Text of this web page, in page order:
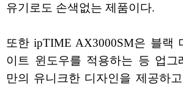
유기로도 손색없는 제품이다.
또한 ipTIME AX3000SM은 블랙
이트 윈도우를 적용하는 등 업그
만의 유니크한 디자인을 제공하